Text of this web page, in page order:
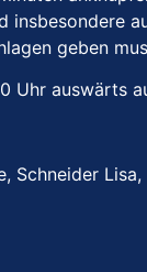
geben
auswärts